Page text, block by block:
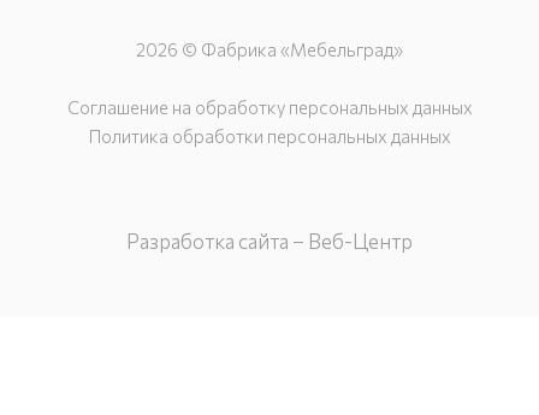
2026 © Фабрика «Мебельград»
Соглашение на обработку персональных данных
Политика обработки персональных данных
Разработка сайта – Веб-Центр